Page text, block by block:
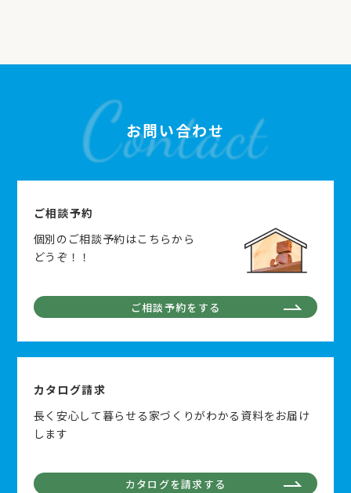
お問い合わせ
ご相談予約
個別のご相談予約はこちらから
どうぞ！！
ご相談予約をする
カタログ請求
長く安心して暮らせる家づくりがわかる資料をお届け
します
カタログを請求する